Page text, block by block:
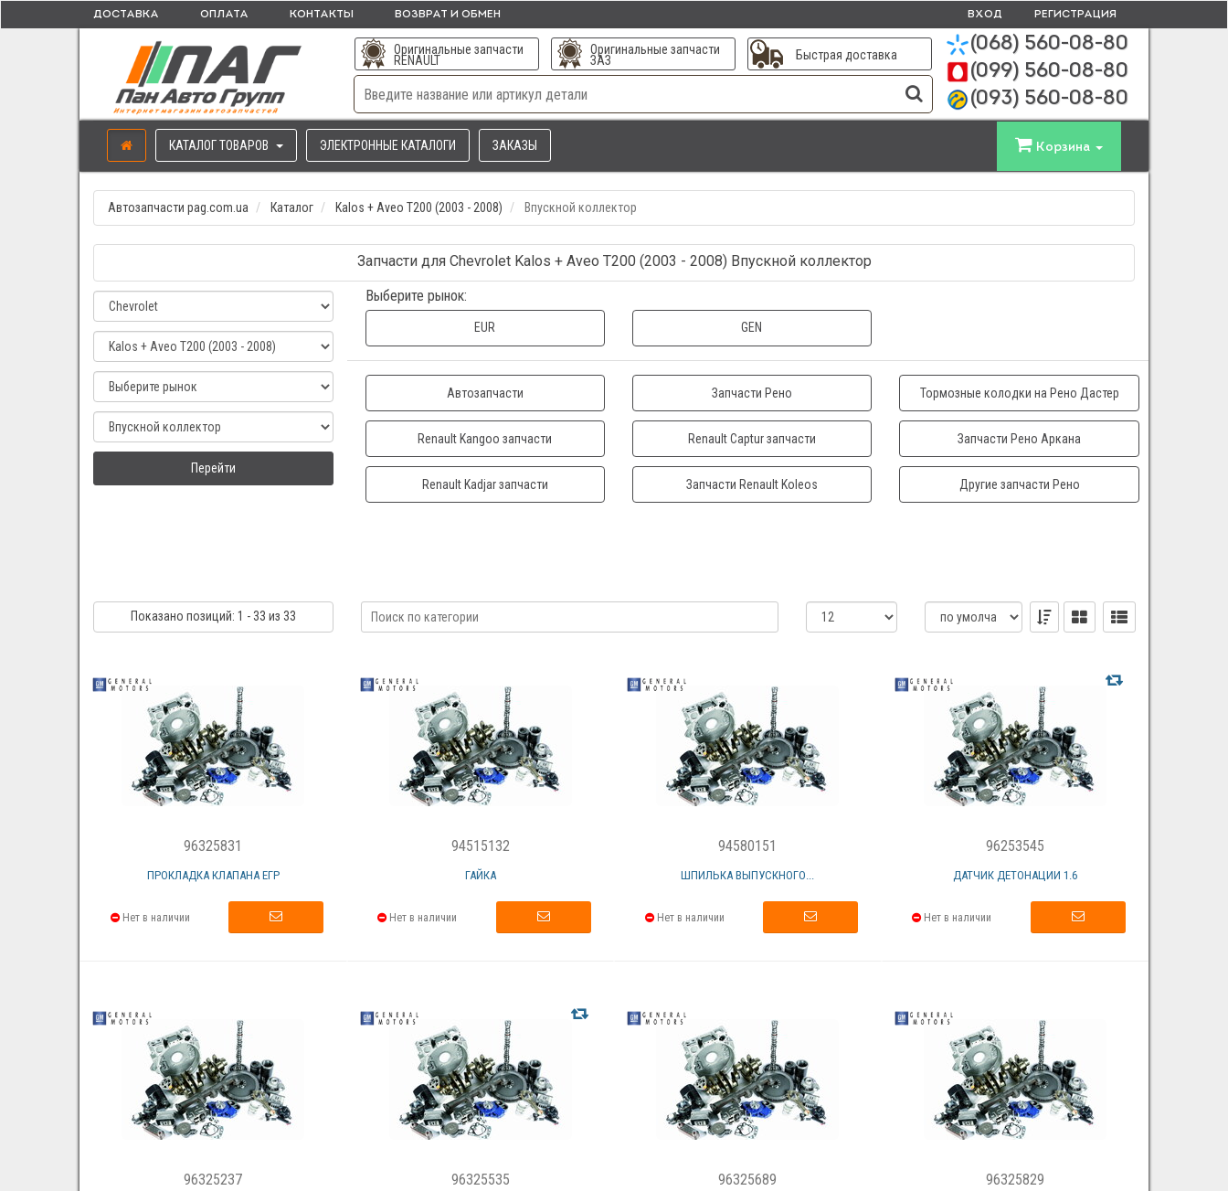
ДОСТАВКА ОПЛАТА КОНТАКТЫ ВОЗВРАТ И ОБМЕН ВХОД РЕГИСТРАЦИЯ
Оригинальные запчасти
RENAULT
Оригинальные запчасти
ЗАЗ Быстрая доставка (068) 560-08-80
(099) 560-08-80
(093) 560-08-80
КАТАЛОГ ТОВАРОВ ЭЛЕКТРОННЫЕ КАТАЛОГИ ЗАКАЗЫ Корзина
Автозапчасти pag.com.ua Каталог Kalos + Aveo T200 (2003 - 2008) Впускной коллектор
Запчасти для Chevrolet Kalos + Aveo T200 (2003 - 2008) Впускной коллектор
Перейти
Выберите рынок:
EUR GEN
Автозапчасти Запчасти Рено Тормозные колодки на Рено Дастер
Renault Kangoo запчасти Renault Captur запчасти Запчасти Рено Аркана
Renault Kadjar запчасти Запчасти Renault Koleos Другие запчасти Рено
Показано позиций: 1 - 33 из 33
96325831
ПРОКЛАДКА КЛАПАНА ЕГР
Нет в наличии
94515132
ГАЙКА
Нет в наличии
94580151
ШПИЛЬКА ВЫПУСКНОГО...
Нет в наличии
96253545
ДАТЧИК ДЕТОНАЦИИ 1.6
Нет в наличии
96325237 96325535 96325689 96325829